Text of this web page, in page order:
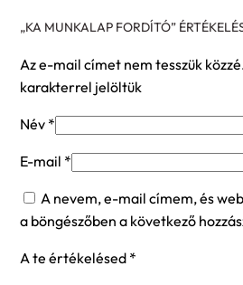
„KA MUNKALAP FORDÍTÓ”
Az e-mail címet nem tesszük
karakterrel jelöltük
Név *
E-mail *
A nevem, e-mail címem, és
a böngészőben a következő
A te értékelésed *